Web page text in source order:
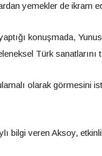
yemekler de ikram
konuşmada,
Türk
olarak görmesini
bilgi veren Aksoy,